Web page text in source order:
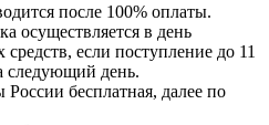
после 100% оплаты.
осуществляется в день
если поступление до 11
день.
бесплатная, далее по